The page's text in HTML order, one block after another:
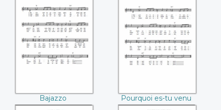
Bajazzo
Bajazzo
Pourquoi es-tu
venu
Pourquoi es-tu venu